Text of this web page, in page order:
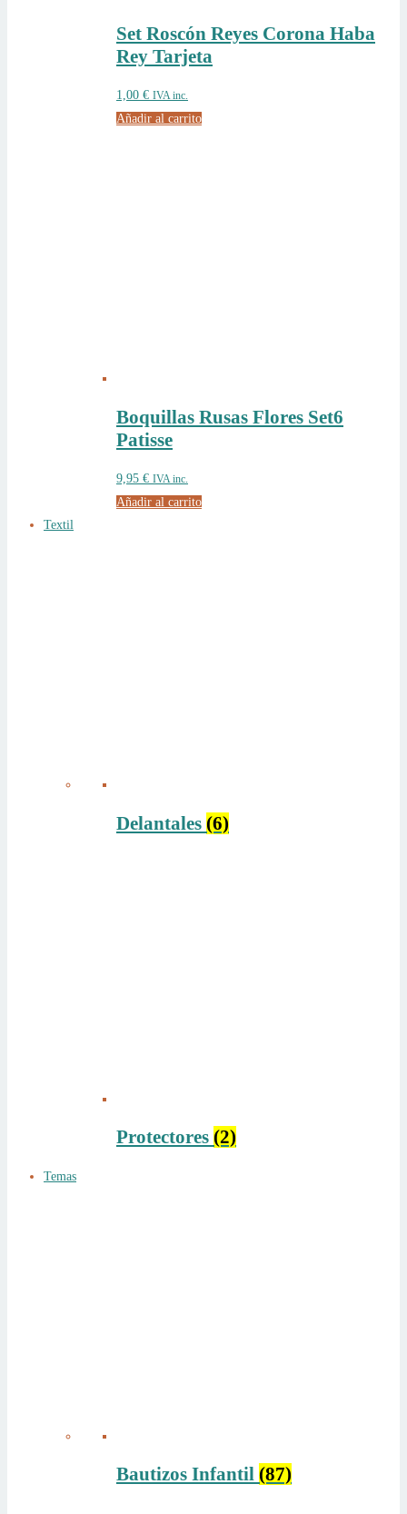
Set Roscón Reyes Corona Haba
Rey Tarjeta
1,00 € IVA inc.
Añadir al carrito
Boquillas Rusas Flores Set6
Patisse
9,95 € IVA inc.
Añadir al carrito
Textil
Delantales (6)
Protectores (2)
Temas
Bautizos Infantil (87)